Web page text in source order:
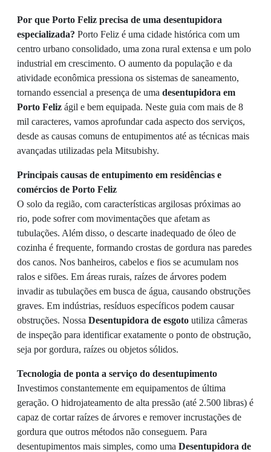
Por que Porto Feliz precisa de uma desentupidora
especializada? Porto Feliz é uma cidade histórica com um
centro urbano consolidado, uma zona rural extensa e um polo
industrial em crescimento. O aumento da população e da
atividade econômica pressiona os sistemas de saneamento,
tornando essencial a presença de uma desentupidora em
Porto Feliz ágil e bem equipada. Neste guia com mais de 8
mil caracteres, vamos aprofundar cada aspecto dos serviços,
desde as causas comuns de entupimentos até as técnicas mais
avançadas utilizadas pela Mitsubishy.
Principais causas de entupimento em residências e
comércios de Porto Feliz
O solo da região, com características argilosas próximas ao
rio, pode sofrer com movimentações que afetam as
tubulações. Além disso, o descarte inadequado de óleo de
cozinha é frequente, formando crostas de gordura nas paredes
dos canos. Nos banheiros, cabelos e fios se acumulam nos
ralos e sifões. Em áreas rurais, raízes de árvores podem
invadir as tubulações em busca de água, causando obstruções
graves. Em indústrias, resíduos específicos podem causar
obstruções. Nossa Desentupidora de esgoto utiliza câmeras
de inspeção para identificar exatamente o ponto de obstrução,
seja por gordura, raízes ou objetos sólidos.
Tecnologia de ponta a serviço do desentupimento
Investimos constantemente em equipamentos de última
geração. O hidrojateamento de alta pressão (até 2.500 libras) é
capaz de cortar raízes de árvores e remover incrustações de
gordura que outros métodos não conseguem. Para
desentupimentos mais simples, como uma Desentupidora de